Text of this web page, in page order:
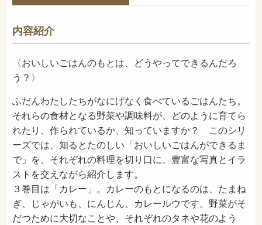
ISBN 978-4-03-525930-5
NDC
発売日 2016年1月
内容紹介
〈おいしいごはんのもとは、どうやってできるんだろ
う？〉
ふだんわたしたちがなにげなく食べているごはんたち。
それらの食材となる野菜や調味料が、どのように育てら
れたり、作られているか、知っていますか？ このシリ
ーズでは、知るとたのしい「おいしいごはんができるま
で」を、それぞれの料理を切り口に、豊富な写真とイラ
ストを交えながら紹介します。
３巻目は「カレー」。カレーのもとになるのは、たまね
ぎ、じゃがいも、にんじん、カレールウです。野菜がそ
だつために大切なことや、それぞれのタネや花のよう